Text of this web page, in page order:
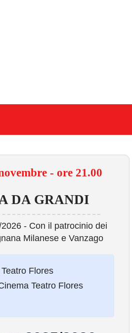
- ore 21.00
DA GRANDI
- Con il patrocinio dei
Milanese e Vanzago
Flores
Teatro Flores